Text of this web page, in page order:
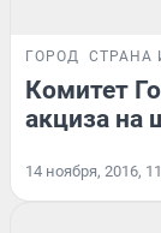
ГОРОД СТРАНА
Комитет
акциза на
14 ноября, 2016,